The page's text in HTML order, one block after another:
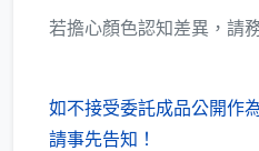
若擔心顏色認知差異，請
如不接受委託成品公開作
請事先告知！